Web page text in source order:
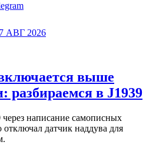
2026
выше
разбираемся в J1939
написание самописных
датчик наддува для